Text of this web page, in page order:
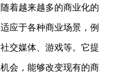
着越来越多的商业化的
应于各种商业场景，例
交媒体、游戏等。它提
会，能够改变现有的商